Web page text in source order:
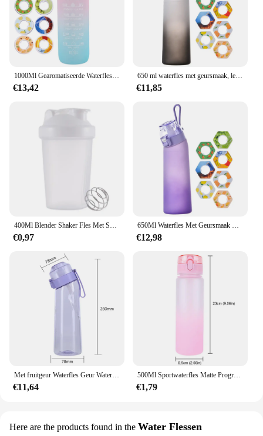
1000Ml Gearomatiseerde Waterfles Geur-Up Waterbeker Met Peulen Tritan Water Drinkfles Met Geurdrank Meer Water
€13,42
650 ml waterfles met geursmaak, lekvrij met 7 smaakpods, luchtwaterfles, draagbaar voor reizen, klimmen, wandelen
€11,85
400Ml Blender Shaker Fles Met Schaal Proteïne Shakes Lekvrij Voor Poeder Workout Gym Sport Mixing Cup Waterfles
€0,97
650Ml Waterfles Met Geursmaak Lekvrij Met 7 Smaakpods Geurende Drinkbeker Draagbaar Voor Reizen Klimmen Wandelen
€12,98
Met fruitgeur Waterfles Geur Waterbeker Sport Up Waterfles Drank voldoet aan Fruitsmaakpads Waterfles
€11,64
500Ml Sportwaterfles Matte Progressieve Kleur Drinkwaterbeker Met Handvatgradiënt Voor Sportsportkamperen In De Buitenlucht
€1,79
Here are the products found in the Water Flessen